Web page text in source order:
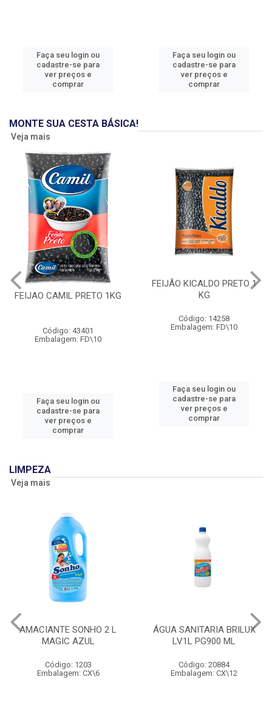
Faça seu login ou
cadastre-se para
ver preços e
comprar
Faça seu login ou
cadastre-se para
ver preços e
comprar
MONTE SUA CESTA BÁSICA!
Veja mais
FEIJAO CAMIL PRETO 1KG
Código: 43401
Embalagem: FD\10
Faça seu login ou
cadastre-se para
ver preços e
comprar
FEIJÃO KICALDO PRETO 1
KG
Código: 14258
Embalagem: FD\10
Faça seu login ou
cadastre-se para
ver preços e
comprar
LIMPEZA
Veja mais
AMACIANTE SONHO 2 L
MAGIC AZUL
Código: 1203
Embalagem: CX\6
ÁGUA SANITARIA BRILUX
LV1L PG900 ML
Código: 20884
Embalagem: CX\12